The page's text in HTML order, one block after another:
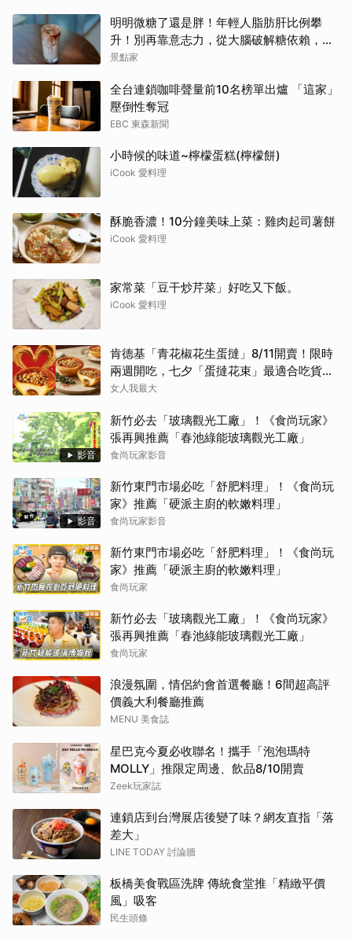
明明微糖了還是胖！年輕人脂肪肝比例攀
升！別再靠意志力，從大腦破解糖依賴，輕
鬆變美變瘦變年輕！
景點家
全台連鎖咖啡聲量前10名榜單出爐 「這家」
壓倒性奪冠
EBC 東森新聞
小時候的味道~檸檬蛋糕(檸檬餅)
iCook 愛料理
酥脆香濃！10分鐘美味上菜：雞肉起司薯餅
iCook 愛料理
家常菜「豆干炒芹菜」好吃又下飯。
iCook 愛料理
肯德基「青花椒花生蛋撻」8/11開賣！限時
兩週開吃，七夕「蛋撻花束」最適合吃貨女
友
女人我最大
影音
新竹必去「玻璃觀光工廠」！《食尚玩家》
張再興推薦「春池綠能玻璃觀光工廠」
食尚玩家影音
影音
新竹東門市場必吃「舒肥料理」！《食尚玩
家》推薦「硬派主廚的軟嫩料理」
食尚玩家影音
新竹東門市場必吃「舒肥料理」！《食尚玩
家》推薦「硬派主廚的軟嫩料理」
食尚玩家
新竹必去「玻璃觀光工廠」！《食尚玩家》
張再興推薦「春池綠能玻璃觀光工廠」
食尚玩家
浪漫氛圍，情侶約會首選餐廳！6間超高評
價義大利餐廳推薦
MENU 美食誌
星巴克今夏必收聯名！攜手「泡泡瑪特
MOLLY」推限定周邊、飲品8/10開賣
Zeek玩家誌
連鎖店到台灣展店後變了味？網友直指「落
差大」
LINE TODAY 討論牆
板橋美食戰區洗牌 傳統食堂推「精緻平價
風」吸客
民生頭條